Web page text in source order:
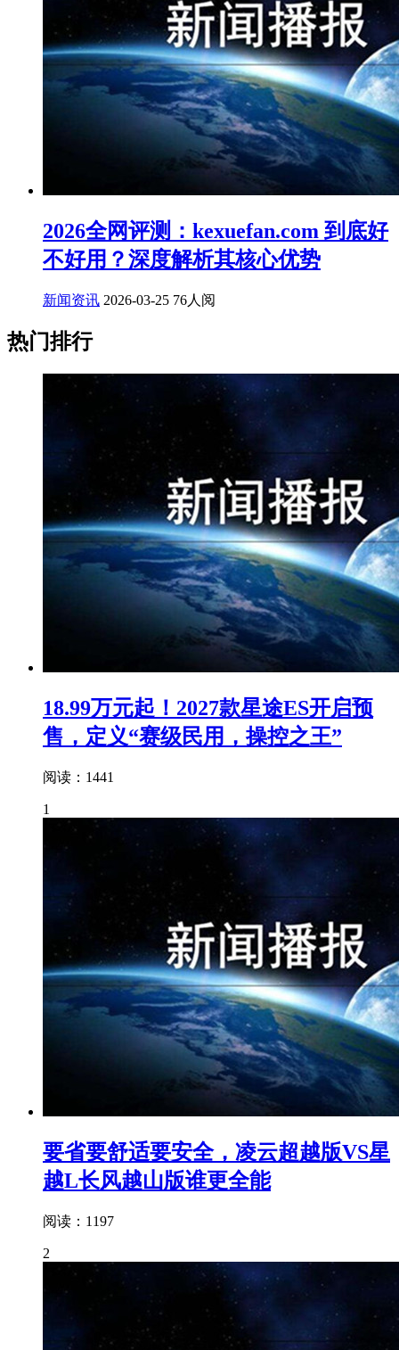
2026全网评测：kexuefan.com 到底好
不好用？深度解析其核心优势
新闻资讯 2026-03-25 76人阅
热门排行
18.99万元起！2027款星途ES开启预
售，定义“赛级民用，操控之王”
阅读：1441
1
要省要舒适要安全，凌云超越版VS星
越L长风越山版谁更全能
阅读：1197
2